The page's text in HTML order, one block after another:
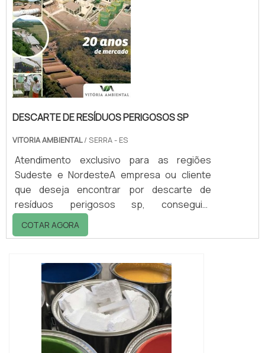
descarte de resíduos perigosos rj em uma
empresa inovadora, acha o site da Vitória
Ambiental. Dispon...
DESCARTE DE RESÍDUOS PERIGOSOS SP
VITORIA AMBIENTAL/ SERRA - ES
Atendimento exclusivo para as regiões
Sudeste e NordesteA empresa ou cliente
que deseja encontrar por descarte de
resíduos perigosos sp, conseguirá
encontrar no website da Vitória Ambiental.
Solicitando mais informações na vitrine que
a melhor referência em qualidade do
mercado.Quando o interesse é por descarte
de resíduos perigosos sp, com os
profissionais da Vitória Ambiental conseguirá
COTAR AGORA